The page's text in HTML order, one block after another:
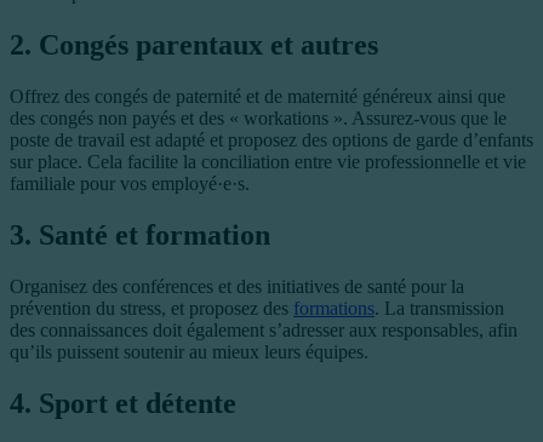
2. Congés parentaux et autres
Offrez des congés de paternité et de maternité généreux ainsi que
des congés non payés et des « workations ». Assurez-vous que le
poste de travail est adapté et proposez des options de garde d’enfants
sur place. Cela facilite la conciliation entre vie professionnelle et vie
familiale pour vos employé·e·s.
3. Santé et formation
Organisez des conférences et des initiatives de santé pour la
prévention du stress, et proposez des formations. La transmission
des connaissances doit également s’adresser aux responsables, afin
qu’ils puissent soutenir au mieux leurs équipes.
4. Sport et détente